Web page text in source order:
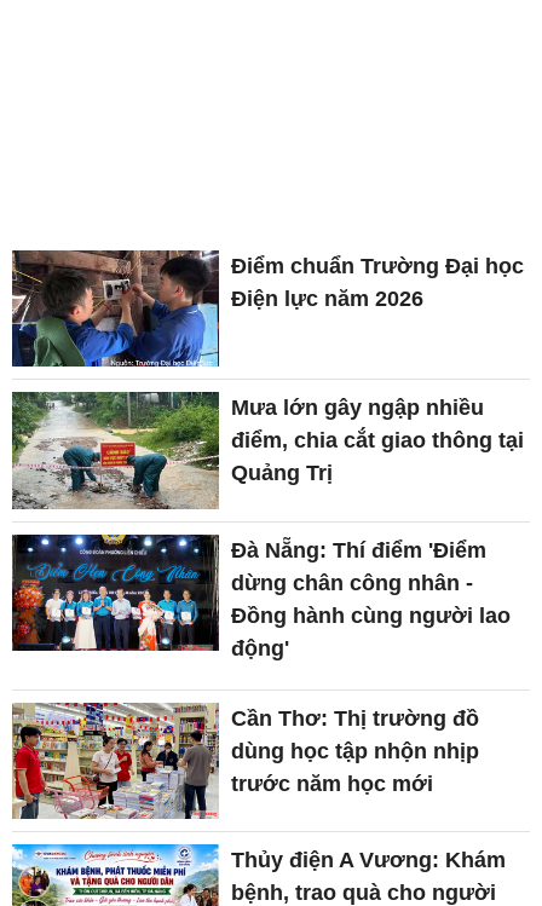
Điểm chuẩn Trường Đại học
Điện lực năm 2026
Mưa lớn gây ngập nhiều
điểm, chia cắt giao thông tại
Quảng Trị
Đà Nẵng: Thí điểm 'Điểm
dừng chân công nhân -
Đồng hành cùng người lao
động'
Cần Thơ: Thị trường đồ
dùng học tập nhộn nhịp
trước năm học mới
Thủy điện A Vương: Khám
bệnh, trao quà cho người